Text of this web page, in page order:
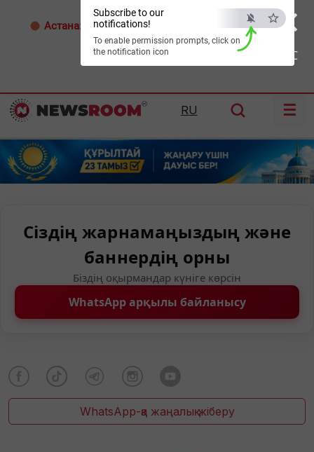
×
ESC
Subscribe to our
notifications!
To enable permission prompts, click on
the notification icon
Астана: 33°C Алматы: Шымкент:37°C
RU ☰
Сіздің жарнамаңыздың және
баннердің орны
Біздің оқырмандар күніге көрсін
WhatsApp арқылы байланысу
WhatsApp-қа жаңалық жіберу